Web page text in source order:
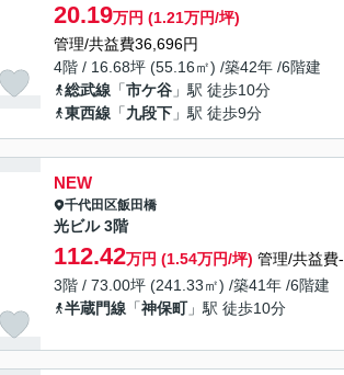
20.19万円 (1.21万円/坪)
管理/共益費36,696円
4階 / 16.68坪 (55.16㎡) /築42年 /6階建
総武線 「市ケ谷 」駅 徒歩10分
東西線 「九段下 」駅 徒歩9分
NEW
千代田区飯田橋
光ビル 3階
112.42万円 (1.54万円/坪) 管理/共益費-
3階 / 73.00坪 (241.33㎡) /築41年 /6階建
半蔵門線 「神保町」駅 徒歩10分